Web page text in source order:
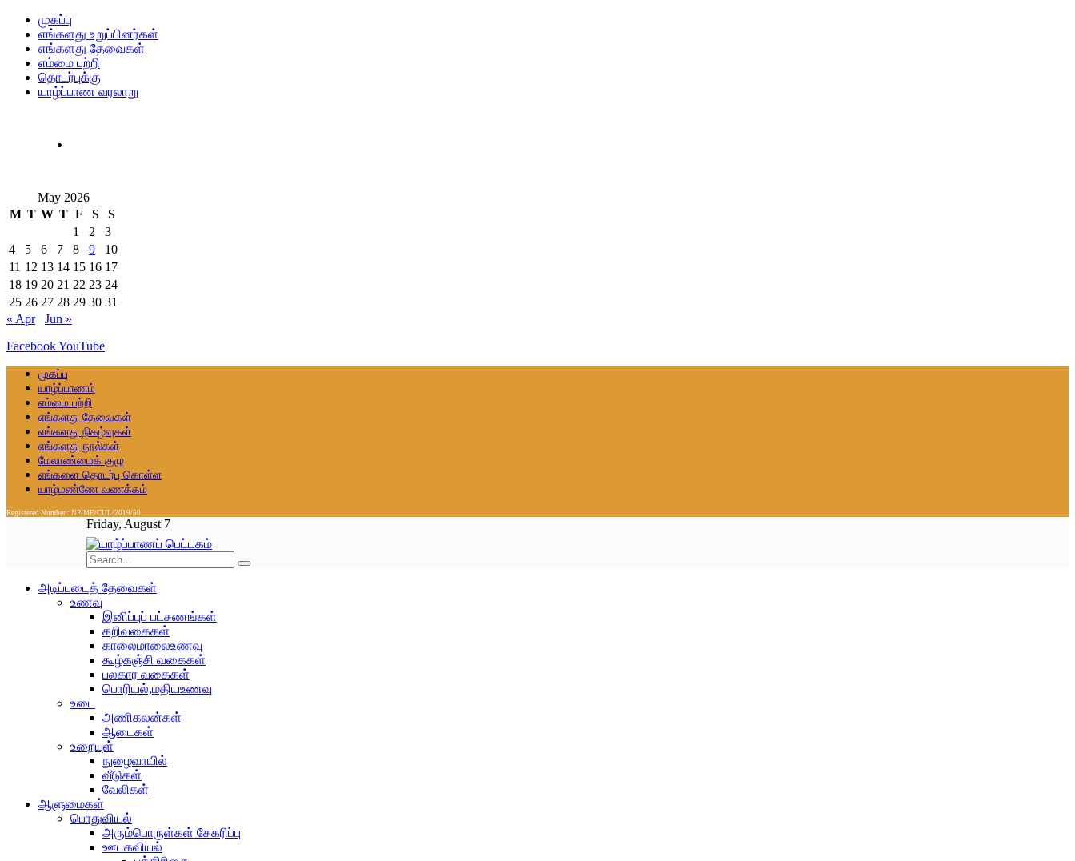
முகப்பு
எங்களது உறுப்பினர்கள்
எங்களது தேவைகள்
எம்மை பற்றி
தொடர்புக்கு
யாழ்ப்பாண வரலாறு
May 2026
M T W T F S
S
1
2
3
4
5 6 7 8 9
10
11 12 13 14 15 16 17
18 19 20 21 22 23 24
25 26 27 28 29 30 31
« Apr
Jun »
FacebookYouTube
முகப்பு
யாழ்ப்பாணம்
எம்மை பற்றி
எங்களது தேவைகள்
எங்களது நிகழ்வுகள்
எங்களது நூல்கள்
மேலாண்மைக் குழு
எங்களை தொடர்பு கொள்ள
யாழ்மண்ணே வணக்கம்
Registered Number : NP/ME/CUL/2019/50
Friday, August 7
அடிப்படைத் தேவைகள்
உணவு
இனிப்புப் பட்சணங்கள்
கறிவகைகள்
காலைமாலைஉணவு
கூழ்கஞ்சி வகைகள்
பலகார வகைகள்
பொரியல்,மதியஉணவு
உடை
அணிகலன்கள்
ஆடைகள்
உறையுள்
நுழைவாயில்
வீடுகள்
வேலிகள்
ஆளுமைகள்
பொதுவியல்
அரும்பொருள்கள் சேகரிப்பு
ஊடகவியல்